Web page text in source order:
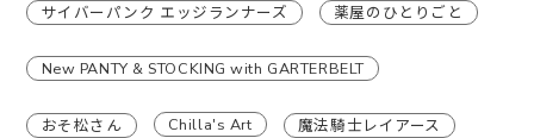
サイバーパンク エッジランナーズ 薬屋のひとりごと
New PANTY & STOCKING with GARTERBELT
おそ松さん Chilla's Art 魔法騎士レイアース